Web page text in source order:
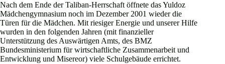
Nach dem Ende der Taliban-Herrschaft öffnete das Yuldoz
Mädchengymnasium noch im Dezember 2001 wieder die
Türen für die Mädchen. Mit riesiger Energie und unserer Hilfe
wurden in den folgenden Jahren (mit finanzieller
Unterstützung des Auswärtigen Amts, des BMZ
Bundesministerium für wirtschaftliche Zusammenarbeit und
Entwicklung und Misereor) viele Schulgebäude errichtet.